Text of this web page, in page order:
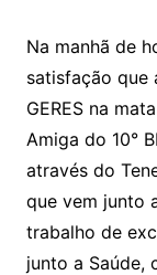
Na manhã de
satisfação que
GERES na
Amiga do 10°
através do
que vem junto
trabalho de
junto a Saúde,